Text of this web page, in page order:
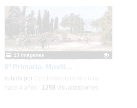
6º Primaria. Movilidad sostenible. Parque Polvoranca
Contenido educativo.
subido por
13 imágenes
hace 4 años - 1258 visualizaciones